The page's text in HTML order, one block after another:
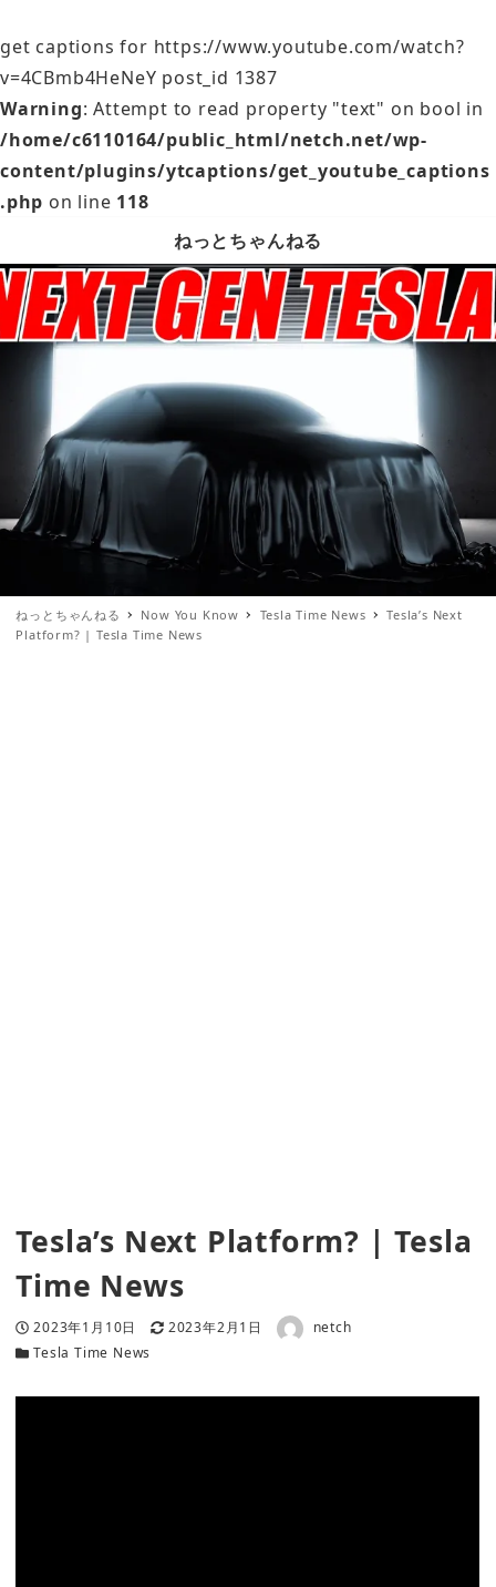
get captions for https://www.youtube.com/watch?
v=4CBmb4HeNeY post_id 1387
Warning: Attempt to read property "text" on bool in
/home/c6110164/public_html/netch.net/wp-
content/plugins/ytcaptions/get_youtube_captions
.php on line 118
ねっとちゃんねる
ねっとちゃんねる Now You Know Tesla Time News
Tesla’s Next
Platform? | Tesla Time News
Tesla’s Next Platform? | Tesla
Time News
投稿日
2023年1月10日 更新日
2023年2月1日 著者 netch
カテゴリー
Tesla Time News